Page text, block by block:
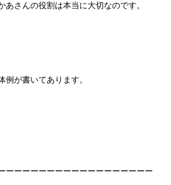
あさんの役割は本当に大切なのです。
例が書いてあります。
ーーーーーーーーーーーーーーーーーー